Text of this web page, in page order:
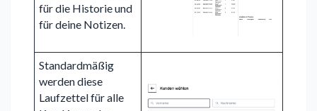
für die Historie und
für deine Notizen.
Standardmäßig
werden diese
Laufzettel für alle